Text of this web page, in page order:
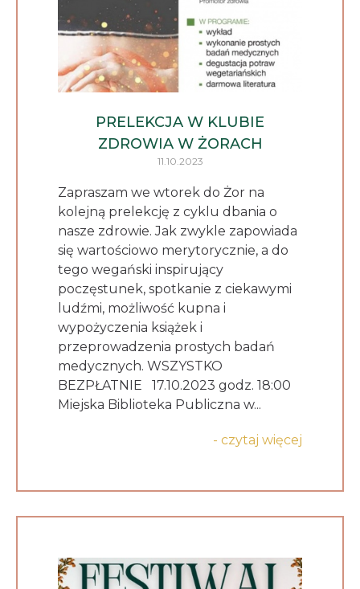
PRELEKCJA W KLUBIE
ZDROWIA W ŻORACH
11.10.2023
Zapraszam we wtorek do Żor na
kolejną prelekcję z cyklu dbania o
nasze zdrowie. Jak zwykle zapowiada
się wartościowo merytorycznie, a do
tego wegański inspirujący
poczęstunek, spotkanie z ciekawymi
ludźmi, możliwość kupna i
wypożyczenia książek i
przeprowadzenia prostych badań
medycznych. WSZYSTKO
BEZPŁATNIE 17.10.2023 godz. 18:00
Miejska Biblioteka Publiczna w...
- czytaj więcej